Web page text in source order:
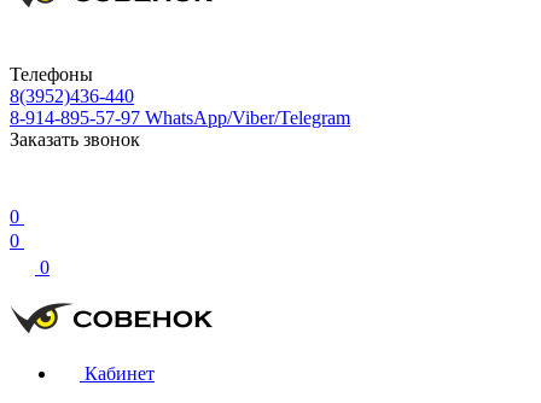
Телефоны
8(3952)436-440
8-914-895-57-97 WhatsApp/Viber/Telegram
Заказать звонок
0
0
0
Кабинет